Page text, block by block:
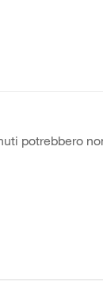
potrebbero